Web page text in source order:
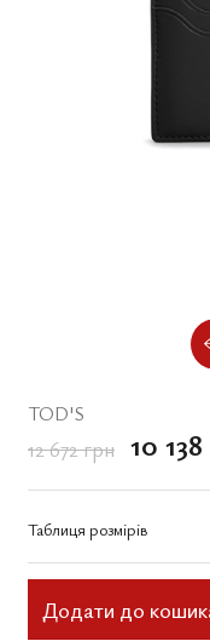
TOD'S
12 672 грн 10
Таблиця розмірів
Додати до